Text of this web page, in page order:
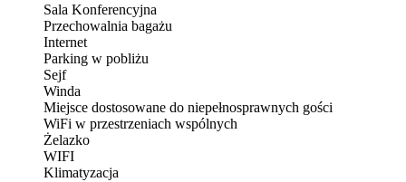
Sala Konferencyjna
Przechowalnia bagażu
Internet
Parking w pobliżu
Sejf
Winda
Miejsce dostosowane do niepełnosprawnych gości
WiFi w przestrzeniach wspólnych
Żelazko
WIFI
Klimatyzacja